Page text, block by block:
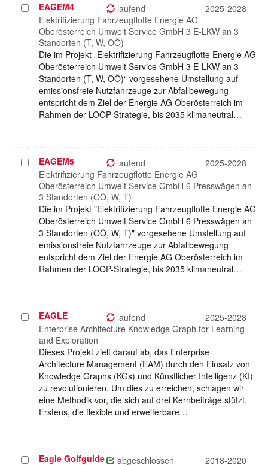
Projekt
auswählen
EAGEM4 laufend
2025-2028
Elektrifizierung Fahrzeugflotte Energie AG
Oberösterreich Umwelt Service GmbH 3 E-LKW an 3
Standorten (T, W, OÖ)
Die im Projekt „Elektrifizierung Fahrzeugflotte Energie AG
Oberösterreich Umwelt Service GmbH 3 E-LKW an 3
Standorten (T, W, OÖ)“ vorgesehene Umstellung auf
emissionsfreie Nutzfahrzeuge zur Abfallbewegung
entspricht dem Ziel der Energie AG Oberösterreich im
Rahmen der LOOP-Strategie, bis 2035 klimaneutral…
Projekt
auswählen
EAGEM5 laufend
2025-2028
Elektrifizierung Fahrzeugflotte Energie AG
Oberösterreich Umwelt Service GmbH 6 Presswägen an
3 Standorten (OÖ, W, T)
Die im Projekt "Elektrifizierung Fahrzeugflotte Energie AG
Oberösterreich Umwelt Service GmbH 6 Presswägen an
3 Standorten (OÖ, W, T)" vorgesehene Umstellung auf
emissionsfreie Nutzfahrzeuge zur Abfallbewegung
entspricht dem Ziel der Energie AG Oberösterreich im
Rahmen der LOOP-Strategie, bis 2035 klimaneutral…
Projekt
auswählen
EAGLE laufend
2025-2028
Enterprise Architecture Knowledge Graph for Learning
and Exploration
Dieses Projekt zielt darauf ab, das Enterprise
Architecture Management (EAM) durch den Einsatz von
Knowledge Graphs (KGs) und Künstlicher Intelligenz (KI)
zu revolutionieren. Um dies zu erreichen, schlagen wir
eine Methodik vor, die sich auf drei Kernbeiträge stützt.
Erstens, die flexible und erweiterbare…
ProjektEagle Golfguide abgeschlossen 2018-2020